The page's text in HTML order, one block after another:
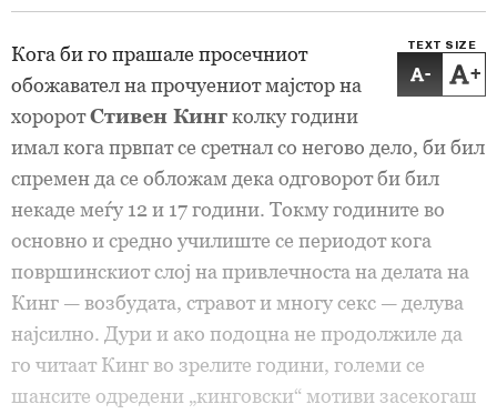
TEXT SIZE
- +
Кога би го прашале просечниот
обожавател на прочуениот мајстор на
хороротСтивен Кингколку години
имал кога првпат се сретнал со негово дело, би бил
спремен да се обложам дека одговорот би бил
некаде меѓу 12 и 17 години. Токму годините во
основно и средно училиште се периодот кога
површинскиот слој на привлечноста на делата на
Кинг — возбудата, стравот и многу секс — делува
најсилно. Дури и ако подоцна не продолжиле да
го читаат Кинг во зрелите години, големи се
шансите одредени „кинговски“ мотиви засекогаш